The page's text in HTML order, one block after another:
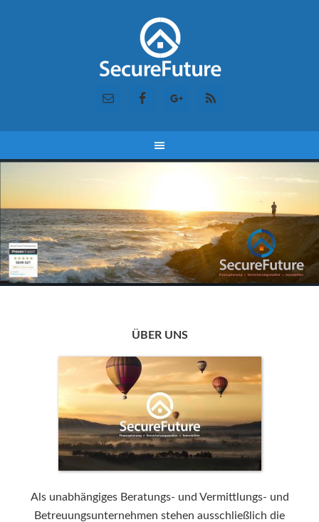
ÜBER UNS
Als unabhängiges Beratungs- und Vermittlungs- und
Betreuungsunternehmen stehen ausschließlich die